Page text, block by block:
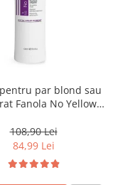
par blond sau
Fanola No Yellow,
108,90 Lei
84,99 Lei